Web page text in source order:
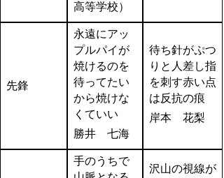
高等学校）
先鋒
永遠にアッ
プルパイが
焼けるのを
待ってたい
から焼けな
くていい
勝井 七海
待ち針がぷつ
りと人差し指
を刺す赤い点
は反抗の痕
岸本 花梨
手のうちで
沢山の視線が